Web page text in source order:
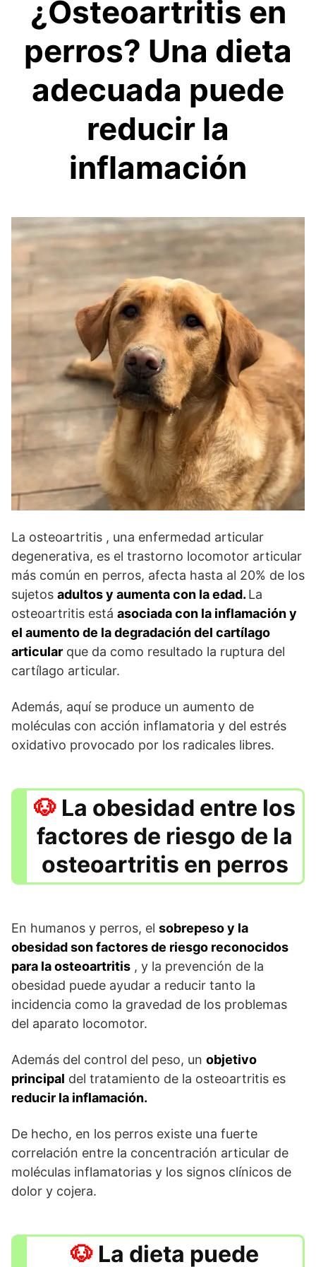
¿Osteoartritis en
perros? Una dieta
adecuada puede
reducir la
inflamación
La osteoartritis , una enfermedad articular
degenerativa, es el trastorno locomotor articular
más común en perros, afecta hasta al 20% de los
sujetos adultosy aumenta con la edad. La
osteoartritis está asociada con la inflamación y
el aumento de la degradación del cartílago
articular que da como resultado la ruptura del
cartílago articular.
Además, aquí se produce un aumento de
moléculas con acción inflamatoria y del estrés
oxidativo provocado por los radicales libres.
La obesidad entre los
factores de riesgo de la
osteoartritis en perros
En humanos y perros, el sobrepeso y la
obesidad son factores de riesgo reconocidos
para la osteoartritis , y la prevención de la
obesidad puede ayudar a reducir tanto la
incidencia como la gravedad de los problemas
del aparato locomotor.
Además del control del peso, un objetivo
principal del tratamiento de la osteoartritis es
reducir la inflamación.
De hecho, en los perros existe una fuerte
correlación entre la concentración articular de
moléculas inflamatorias y los signos clínicos de
dolor y cojera.
La dieta puede